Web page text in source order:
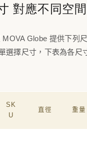
對應不同空間
MOVA Globe 提供下列
選擇尺寸，下表為各尺
SK
U
直徑 重量